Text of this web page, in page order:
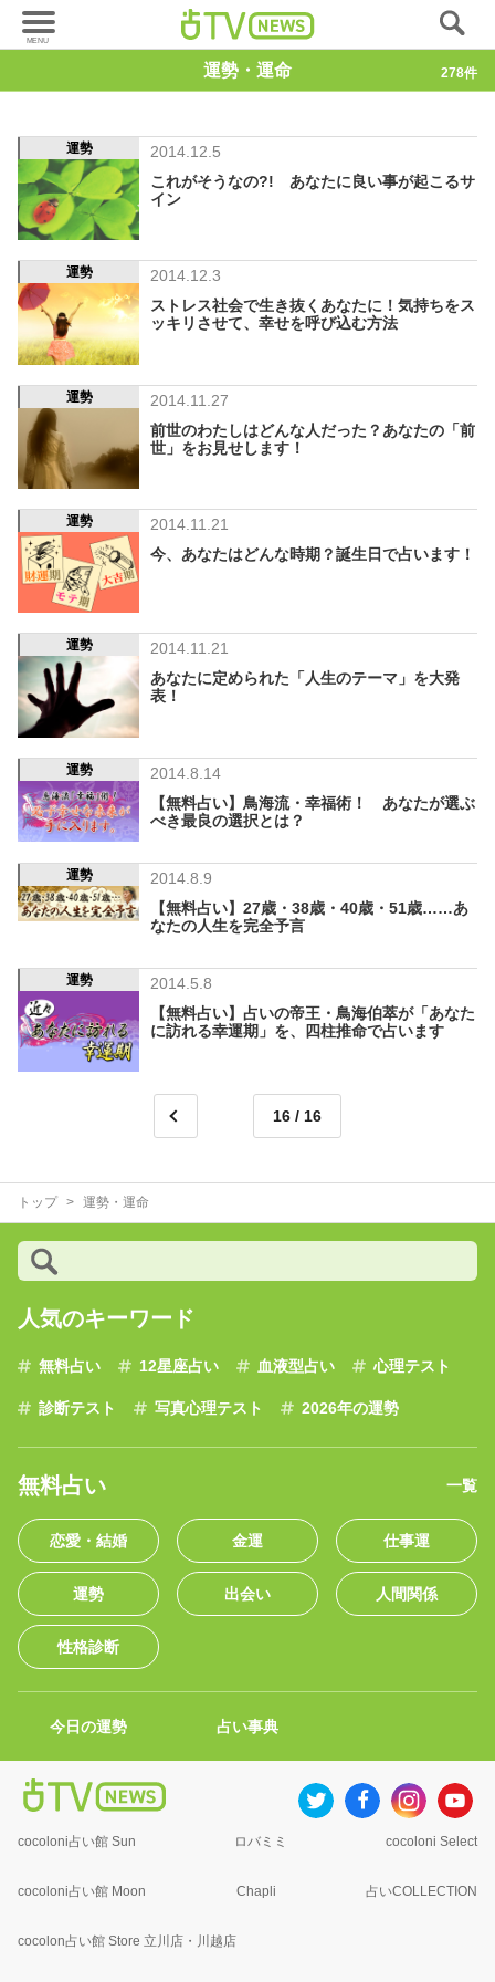
運勢・運命 278件
運勢
2014.12.5
これがそうなの?! あなたに良い事が起こるサ
イン
運勢
2014.12.3
ストレス社会で生き抜くあなたに！気持ちをス
ッキリさせて、幸せを呼び込む方法
運勢
2014.11.27
前世のわたしはどんな人だった？あなたの「前
世」をお見せします！
運勢
2014.11.21
今、あなたはどんな時期？誕生日で占います！
運勢
2014.11.21
あなたに定められた「人生のテーマ」を大発
表！
運勢
2014.8.14
【無料占い】鳥海流・幸福術！ あなたが選ぶ
べき最良の選択とは？
運勢
2014.8.9
【無料占い】27歳・38歳・40歳・51歳……あ
なたの人生を完全予言
運勢
2014.5.8
【無料占い】占いの帝王・鳥海伯萃が「あなた
に訪れる幸運期」を、四柱推命で占います
16
トップ 運勢・運命
人気のキーワード
無料占い 12星座占い 血液型占い 心理テスト
診断テスト 写真心理テスト 2026年の運勢
無料占い 一覧
恋愛・結婚 金運 仕事運
運勢 出会い 人間関係
性格診断
今日の運勢 占い事典
cocoloni占い館 Sun ロバミミ cocoloni Select
cocoloni占い館 Moon Chapli 占いCOLLECTION
cocolon占い館 Store 立川店・川越店